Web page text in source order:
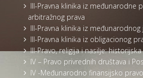
III-Pravna klinika iz međunarodne
arbitražnog prava
III-Pravna klinika iz međunarodnog
III-Pravna klinika iz obligacionog
III-Pravo, religija i nasilje:
IV – Pravo privrednih društava i
IV -Međunarodno finansijsko pravo